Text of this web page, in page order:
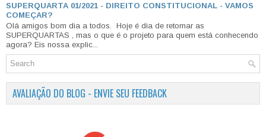
SUPERQUARTA 01/2021 - DIREITO CONSTITUCIONAL - VAMOS
COMEÇAR?
Olá amigos bom dia a todos. Hoje é dia de retomar as
SUPERQUARTAS , mas o que é o projeto para quem está conhecendo
agora? Eis nossa explic...
AVALIAÇÃO DO BLOG - ENVIE SEU FEEDBACK